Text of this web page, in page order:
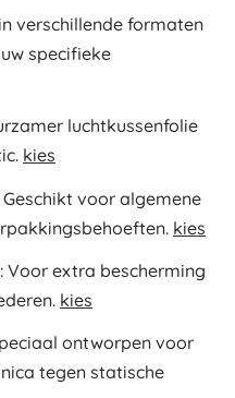
verschillende formaten
specifieke
luchtkussenfolie
kies
voor algemene
kies
extra bescherming
kies
ontworpen voor
tegen statische